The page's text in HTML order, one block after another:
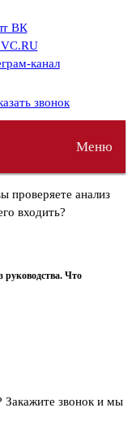
звонок
Меню
проверяете анализ
входить?
руководства. Что
Закажите звонок и мы